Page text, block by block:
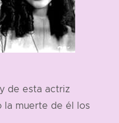
de esta actriz
la muerte de él los